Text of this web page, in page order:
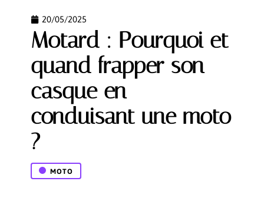
20/05/2025
Motard : Pourquoi et
quand frapper son
casque en
conduisant une moto
?
MOTO